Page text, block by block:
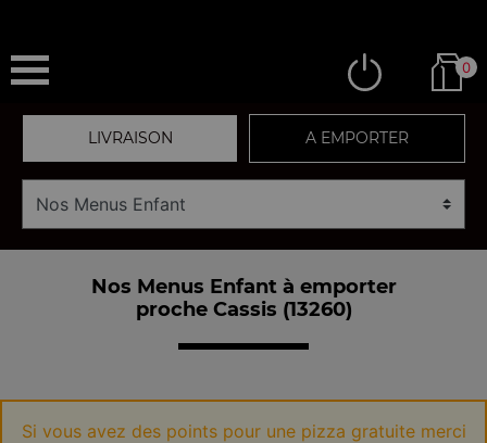
0
LIVRAISON A EMPORTER
Nos Menus Enfant à emporter
proche Cassis (13260)
Si vous avez des points pour une pizza gratuite merci